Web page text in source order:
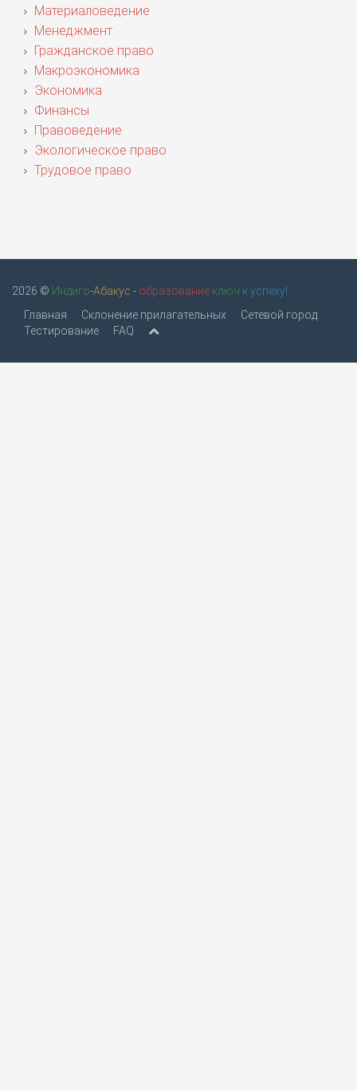
Материаловедение
Менеджмент
Гражданское право
Макроэкономика
Экономика
Финансы
Правоведение
Экологическое право
Трудовое право
2026 © Индиго-Абакус - образование ключ к успеху!
Главная
Склонение прилагательных
Сетевой город
Тестирование
FAQ